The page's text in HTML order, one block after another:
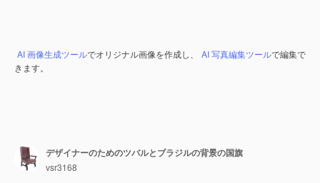
AI 画像生成ツールでオリジナル画像を作成し、 AI 写真編集ツールで編集で
きます。
デザイナーのためのツバルとブラジルの背景の国旗
vsr3168